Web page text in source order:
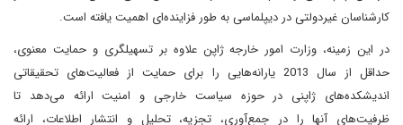
کارشناسان غیردولتی در دیپلماسی به طور فزاینده‌ای اهمیت یافته است.
در این زمینه، وزارت امور خارجه ژاپن علاوه بر تسهیلگری و حمایت معنوی،
حداقل از سال 2013 یارانه‌هایی را برای حمایت از فعالیت‌های تحقیقاتی
اندیشکده‌های ژاپنی در حوزه سیاست خارجی و امنیت ارائه می‌دهد تا
ظرفیت‌های آنها را در جمع‌آوری، تجزیه، تحلیل و انتشار اطلاعات، ارائه